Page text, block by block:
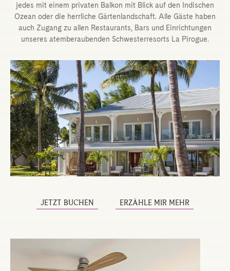
jedes mit einem privaten Balkon mit Blick auf den Indischen
Ozean oder die herrliche Gärtenlandschaft. Alle Gäste haben
auch Zugang zu allen Restaurants, Bars und Einrichtungen
unseres atemberaubenden Schwesterresorts La Pirogue.
JETZT BUCHEN ERZÄHLE MIR MEHR